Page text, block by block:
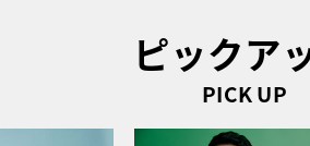
ピックア
PICK UP